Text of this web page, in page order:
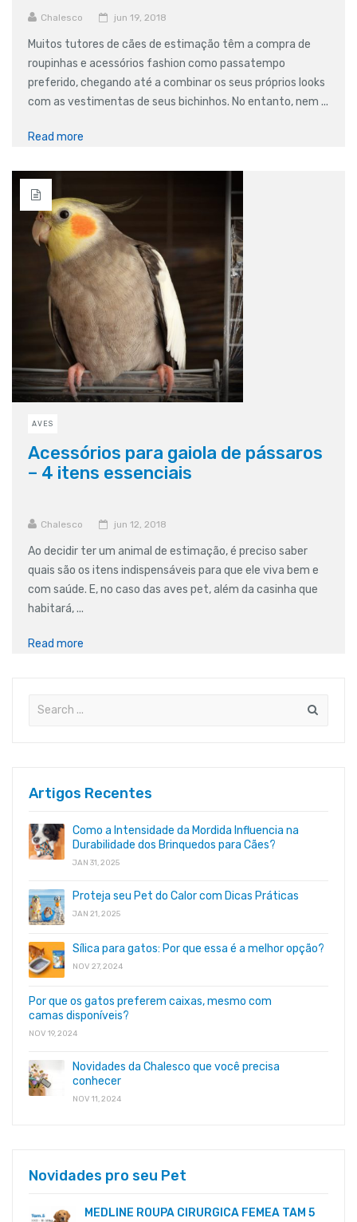
Chalesco jun 19, 2018
Muitos tutores de cães de estimação têm a compra de
roupinhas e acessórios fashion como passatempo
preferido, chegando até a combinar os seus próprios looks
com as vestimentas de seus bichinhos. No entanto, nem ...
Read more
AVES
Acessórios para gaiola de pássaros
– 4 itens essenciais
Chalesco jun 12, 2018
Ao decidir ter um animal de estimação, é preciso saber
quais são os itens indispensáveis para que ele viva bem e
com saúde. E, no caso das aves pet, além da casinha que
habitará, ...
Read more
Artigos Recentes
Como a Intensidade da Mordida Influencia na
Durabilidade dos Brinquedos para Cães?
JAN 31, 2025
Proteja seu Pet do Calor com Dicas Práticas
JAN 21, 2025
Sílica para gatos: Por que essa é a melhor opção?
NOV 27, 2024
Por que os gatos preferem caixas, mesmo com
camas disponíveis?
NOV 19, 2024
Novidades da Chalesco que você precisa
conhecer
NOV 11, 2024
Novidades pro seu Pet
MEDLINE ROUPA CIRURGICA FEMEA TAM 5